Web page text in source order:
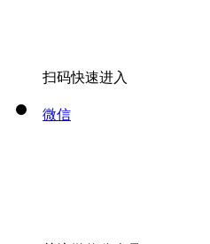
扫码快速进入
微信